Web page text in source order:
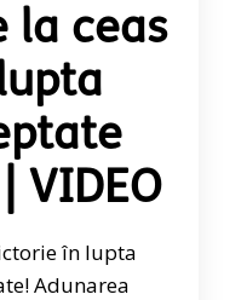
la ceas
VIDEO
în lupta
Adunarea